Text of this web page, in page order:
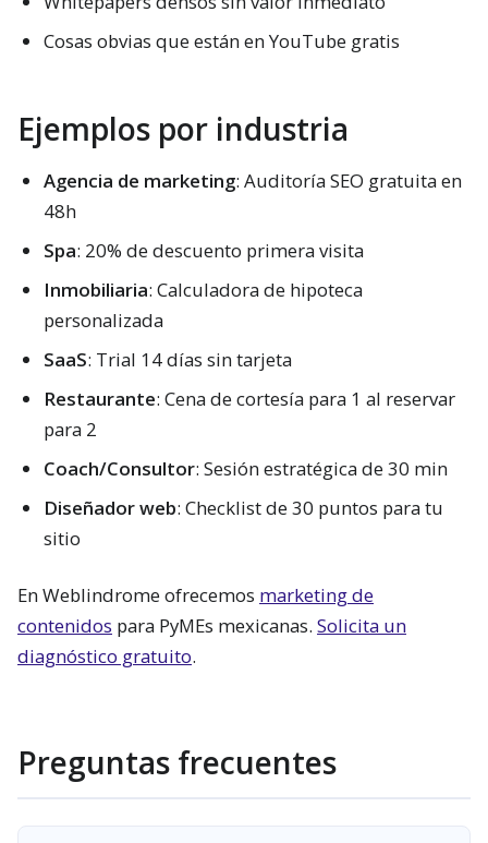
Cosas obvias que están en YouTube gratis
Ejemplos por industria
Agencia de marketing: Auditoría SEO gratuita en
48h
Spa: 20% de descuento primera visita
Inmobiliaria: Calculadora de hipoteca
personalizada
SaaS: Trial 14 días sin tarjeta
Restaurante: Cena de cortesía para 1 al reservar
para 2
Coach/Consultor: Sesión estratégica de 30 min
Diseñador web: Checklist de 30 puntos para tu
sitio
En Weblindrome ofrecemos marketing de
contenidos para PyMEs mexicanas. Solicita un
diagnóstico gratuito.
Preguntas frecuentes